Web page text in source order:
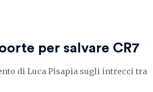
per salvare CR7
di Luca Pisapia sugli intrecci tra